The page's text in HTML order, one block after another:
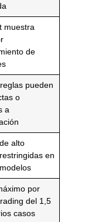
muestra
de
pueden
o
a
alto
en
por
del 1,5
casos